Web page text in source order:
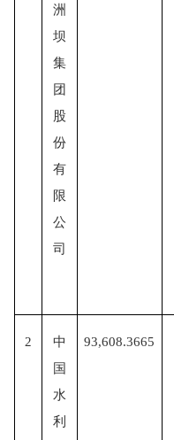
洲
坝
集
团
股
份
有
限
公
司
2
中
国
水
利
93,608.3665